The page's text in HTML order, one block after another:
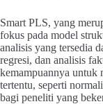
Smart PLS, yang
fokus pada model
analisis yang tersedia
regresi, dan analisis
kemampuannya untuk
tertentu, seperti
bagi peneliti yang